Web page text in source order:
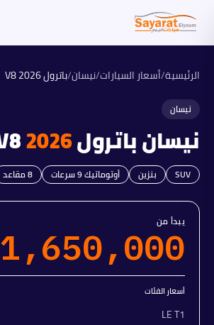
الرئيسية/أسعار السيارات/نيسان/باترول V82026
نيسان
نيسانباترول V82026
SUV بنزين أوتوماتيك 9 سرعات 8مقاعد
يبدأ من
1,650,000
أسعار الفئات
LE T1